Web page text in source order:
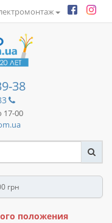
38
17-00
грн
положения